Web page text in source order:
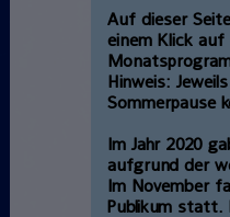
Auf dieser
einem Klick auf
Hinweis:
Sommerpause
Im Jahr 2020
aufgrund der
Im November
Publikum statt.